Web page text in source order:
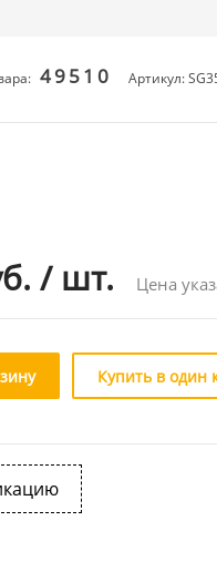
49510 Артикул:
/ шт. Цена
Купить в один